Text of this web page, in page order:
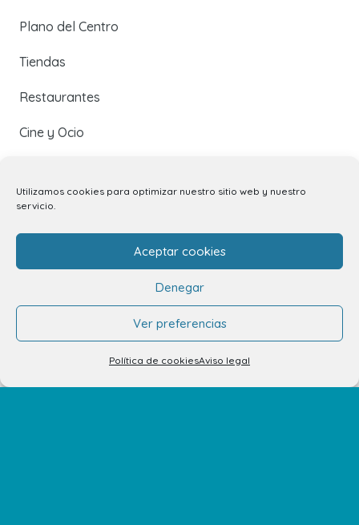
Utilizamos cookies para optimizar nuestro sitio web y nuestro
servicio.
Aceptar cookies
Denegar
Ver preferencias
Política de cookiesAviso legal
Plano del Centro
Tiendas
Restaurantes
Cine y Ocio
Eventos y Novedades
Contacto
Contacto
Alquiler de locales